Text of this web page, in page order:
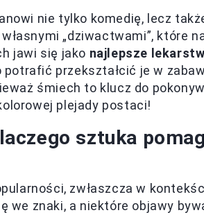
nie tylko komedię, lecz
„dziwactwami”, które
jawi się jako najlepsze
przekształcić je w
śmiech to klucz do
plejady postaci!
sztuka
zwłaszcza w
znaki, a niektóre objawy